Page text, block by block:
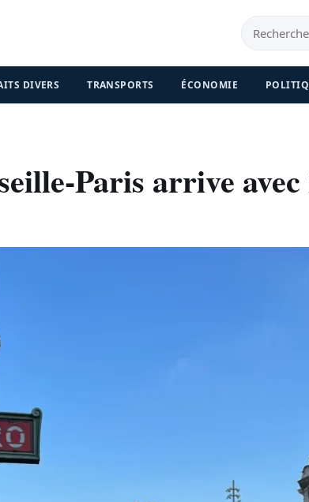
DIVERS TRANSPORTS ÉCONOMIE
Paris arrive avec